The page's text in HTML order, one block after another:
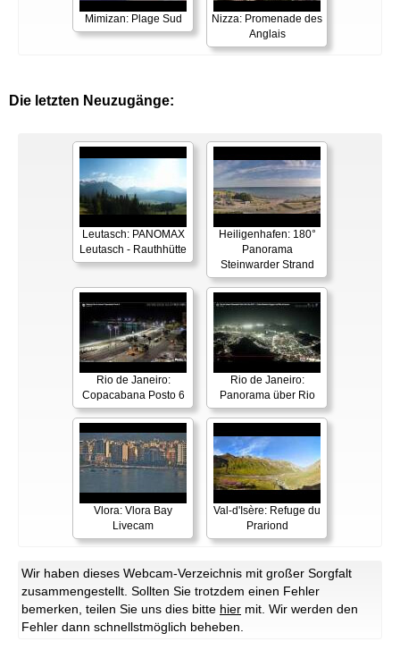
Mimizan: Plage Sud
Nizza: Promenade des
Anglais
Die letzten Neuzugänge:
Leutasch: PANOMAX
Leutasch - Rauthhütte
Heiligenhafen: 180°
Panorama
Steinwarder Strand
Rio de Janeiro:
Copacabana Posto 6
Rio de Janeiro:
Panorama über Rio
Vlora: Vlora Bay
Livecam
Val-d'Isère: Refuge du
Prariond
Wir haben dieses Webcam-Verzeichnis mit großer Sorgfalt
zusammengestellt. Sollten Sie trotzdem einen Fehler
bemerken, teilen Sie uns dies bitte hier mit. Wir werden den
Fehler dann schnellstmöglich beheben.